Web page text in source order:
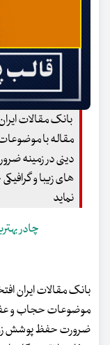
بانک مقالات ایران
مقاله با
دینی در زمینه
های زیبا و
نماید
چادر
بانک مقالات ایران
موضوعات حجاب و
ضرورت حفظ پوشش زن و